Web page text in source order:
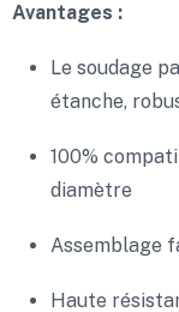
Avantages :
Le soudage
étanche,
100%
diamètre
Assemblage
Haute